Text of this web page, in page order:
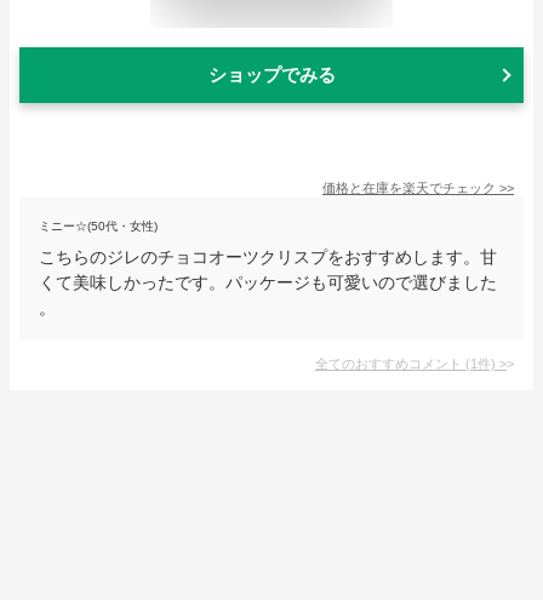
ショップでみる
価格と在庫を楽天でチェック >>
ミニー☆(50代・女性)
こちらのジレのチョコオーツクリスプをおすすめします。甘
くて美味しかったです。パッケージも可愛いので選びました
。
全てのおすすめコメント (1件) >